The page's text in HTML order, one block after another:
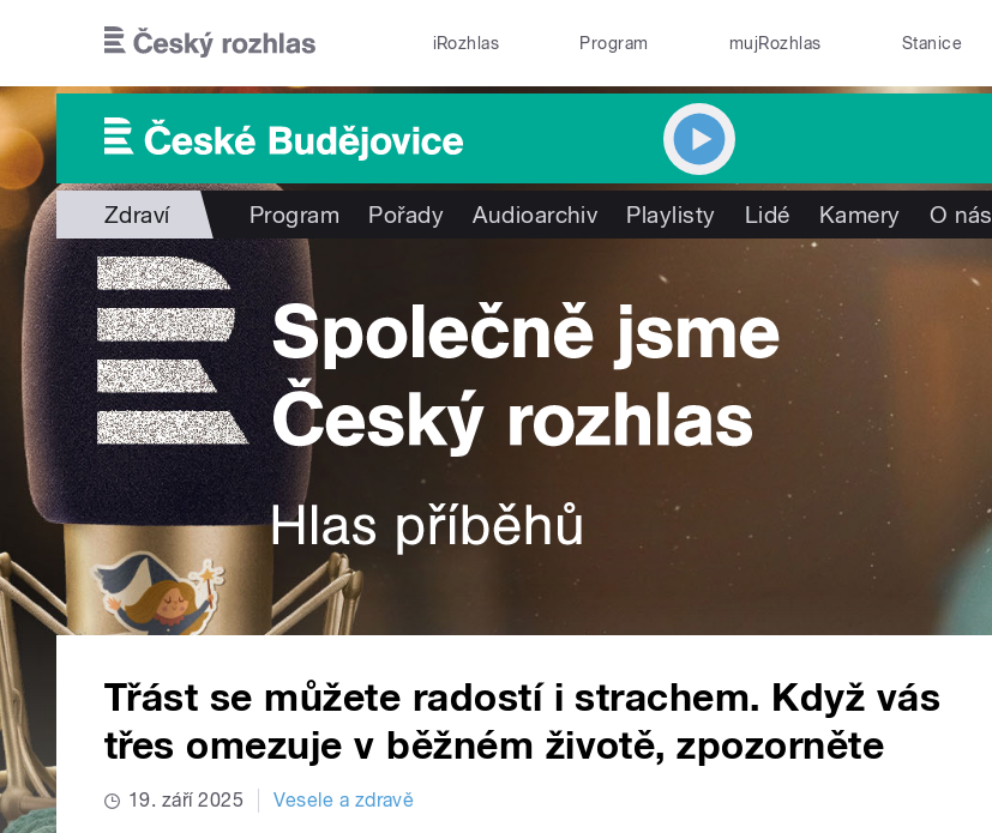
iRozhlas Program mujRozhlas Stanice
Zdraví Program Pořady Audioarchiv Playlisty Lidé Kamery O nás
Třást se můžete radostí i strachem. Když vás
třes omezuje v běžném životě, zpozorněte
19. září 2025 Vesele a zdravě